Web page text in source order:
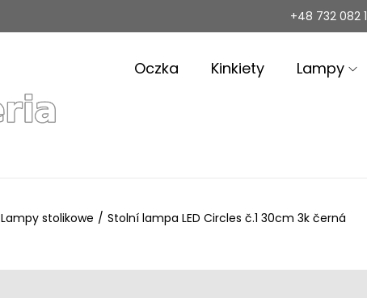
+48 732 082
Oczka Kinkiety Lampy
Lampy stolikowe / Stolní lampa LED Circles č.1 30cm 3k černá